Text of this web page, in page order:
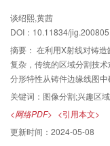
谈绍熙,黄茜
DOI：10.11834/
摘要： 在利用X射线对铸
复杂，传统的区域分割技
分形特性从铸件边缘线图
的区域，即缺陷集中的兴
关键词： 图像分割;兴趣区
<网络PDF> <引用本文>
更新时间： 2024-05-08